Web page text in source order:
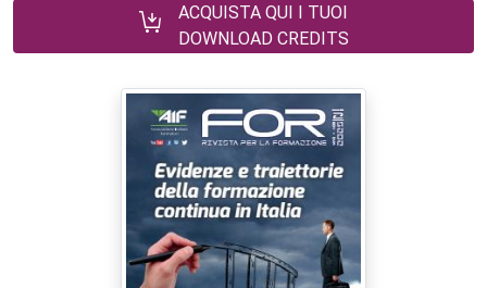
ACQUISTA QUI I TUOI
DOWNLOAD CREDITS